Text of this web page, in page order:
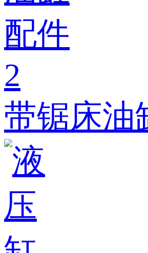
带锯床油